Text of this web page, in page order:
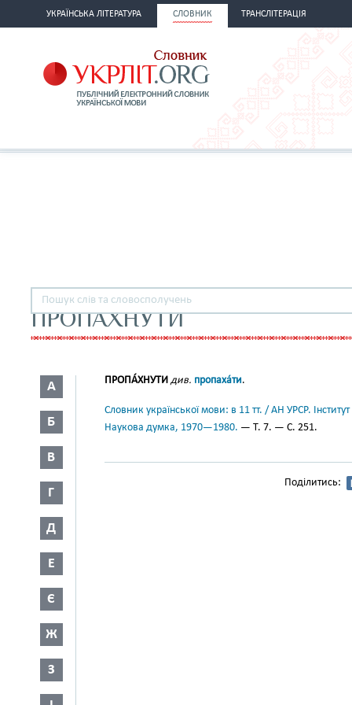
УКРАЇНСЬКА ЛІТЕРАТУРА СЛОВНИК ТРАНСЛІТЕРАЦІЯ
ПРОПАХНУТИ
А
Б
В
Г
Д
Е
Є
Ж
З
ПРОПА́ХНУТИ див. пропаха́ти.
Словник української мови: в 11 тт. / АН УРСР.
Наукова думка, 1970—1980. — Т. 7. — С. 251.
Поділитись: